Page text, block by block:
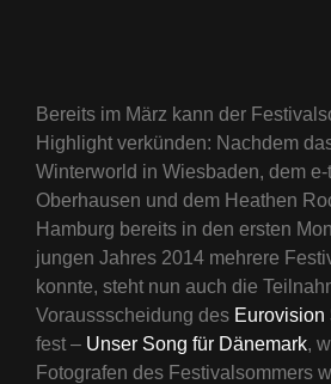
Bereits im März kann der
Highlight verkünden: Nachdem
Winterworld in Wiesbaden, dem
Oberhausen und dem Heathen
Hamburg bereits in den ersten
jungen Jahres 2014 mehrere
konnte, steht nun auch die
Voraussscheidung des Eurovision
fest – Unser Song für Dänemark,
Fotografen des Festivalsommers